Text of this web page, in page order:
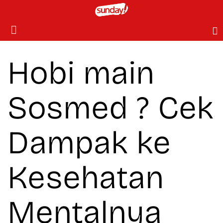
Hobi main
Sosmed ? Cek
Dampak ke
Kesehatan
Mentalnya